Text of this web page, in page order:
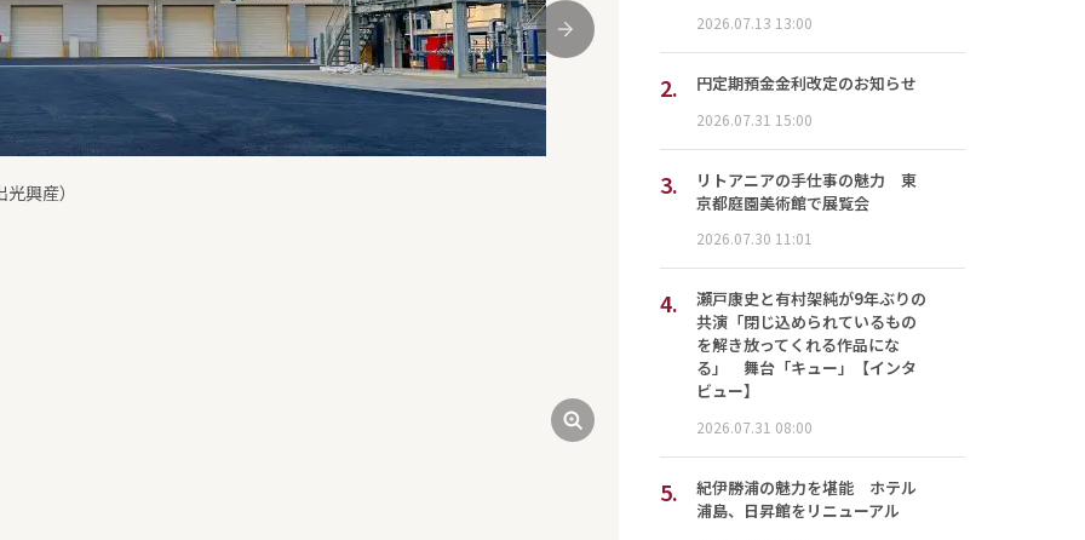
興産）
次 2026.07.13 13:00
2. 円定期預金金利改定のお知らせ
2026.07.31 15:00
3.
リトアニアの手仕事の魅力 東
京都庭園美術館で展覧会
2026.07.30 11:01
4.
瀬戸康史と有村架純が9年ぶりの
共演「閉じ込められているもの
を解き放ってくれる作品にな
る」 舞台「キュー」【インタ
ビュー】
2026.07.31 08:00
5.
紀伊勝浦の魅力を堪能 ホテル
浦島、日昇館をリニューアル